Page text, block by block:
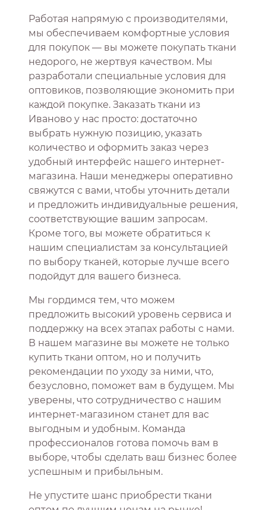
Работая напрямую с производителями,
мы обеспечиваем комфортные условия
для покупок — вы можете покупать ткани
недорого, не жертвуя качеством. Мы
разработали специальные условия для
оптовиков, позволяющие экономить при
каждой покупке. Заказать ткани из
Иваново у нас просто: достаточно
выбрать нужную позицию, указать
количество и оформить заказ через
удобный интерфейс нашего интернет-
магазина. Наши менеджеры оперативно
свяжутся с вами, чтобы уточнить детали
и предложить индивидуальные решения,
соответствующие вашим запросам.
Кроме того, вы можете обратиться к
нашим специалистам за консультацией
по выбору тканей, которые лучше всего
подойдут для вашего бизнеса.
Мы гордимся тем, что можем
предложить высокий уровень сервиса и
поддержку на всех этапах работы с нами.
В нашем магазине вы можете не только
купить ткани оптом, но и получить
рекомендации по уходу за ними, что,
безусловно, поможет вам в будущем. Мы
уверены, что сотрудничество с нашим
интернет-магазином станет для вас
выгодным и удобным. Команда
профессионалов готова помочь вам в
выборе, чтобы сделать ваш бизнес более
успешным и прибыльным.
Не упустите шанс приобрести ткани